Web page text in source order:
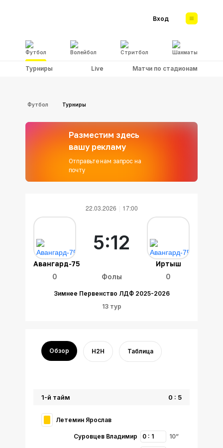
Футбол Волейбол Стритбол Шахматы
Вход
Турниры Live Матчи по стадионам
Футбол Турниры
Разместим здесь
вашу рекламу
Отправьте нам запрос на
почту
22.03.2026 17:00
Авангард-75 Иртыш
5:12
Зимнее Первенство ЛДФ 2025-2026
13 тур
Фолы
0 0
Обзор H2H Таблица
Летемин Ярослав
10”
0 : 1
Суровцев Владимир
1-й тайм 0 : 5